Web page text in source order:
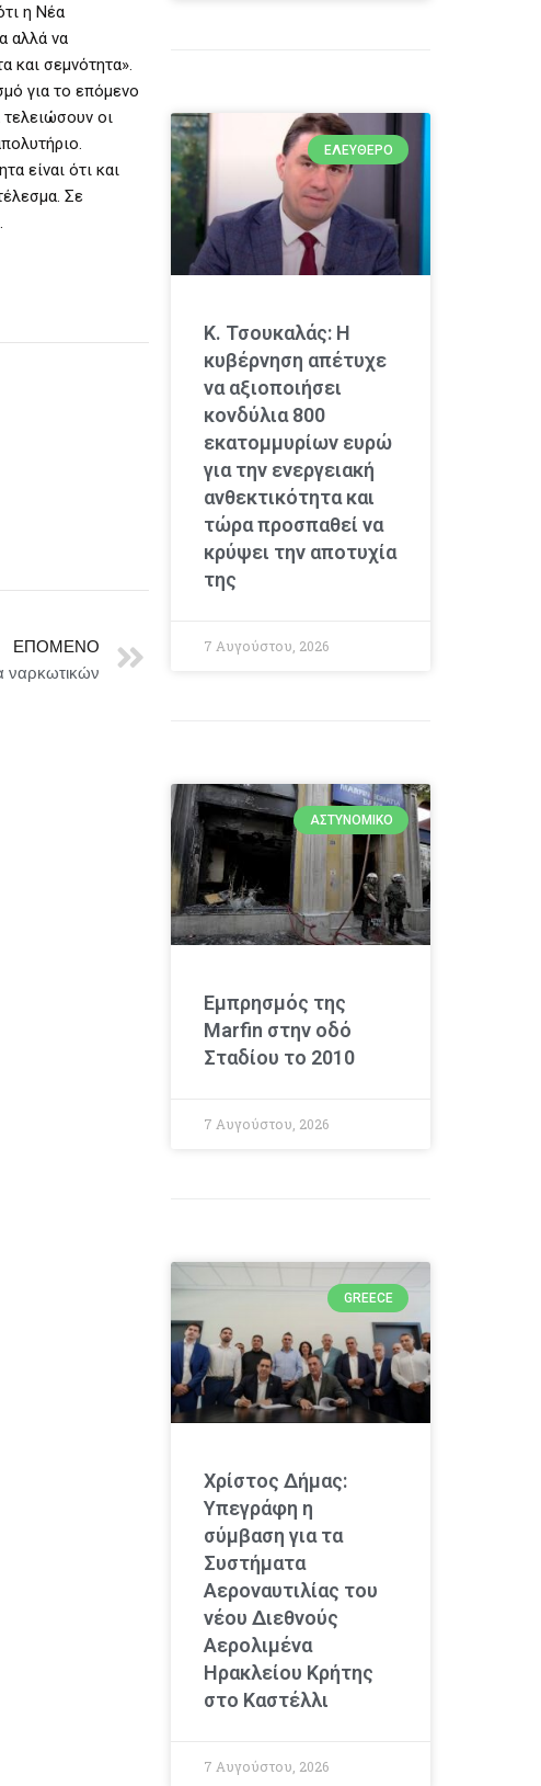
η Νέα
αλλά να
και σεμνότητα».
για το επόμενο
οι
είναι ότι και
Σε
ΕΠΌΜΕΝΟ
ναρκωτικών
ΕΛΕΎΘΕΡΟ
Κ. Τσουκαλάς: Η
κυβέρνηση απέτυχε
να αξιοποιήσει
κονδύλια 800
εκατομμυρίων ευρώ
για την ενεργειακή
ανθεκτικότητα και
τώρα προσπαθεί να
κρύψει την αποτυχία
της
7 Αυγούστου, 2026
ΑΣΤΥΝΟΜΙΚΌ
Εμπρησμός της
Marfin στην οδό
Σταδίου το 2010
7 Αυγούστου, 2026
GREECE
Χρίστος Δήμας:
Υπεγράφη η
σύμβαση για τα
Συστήματα
Αεροναυτιλίας του
νέου Διεθνούς
Αερολιμένα
Ηρακλείου Κρήτης
στο Καστέλλι
7 Αυγούστου, 2026